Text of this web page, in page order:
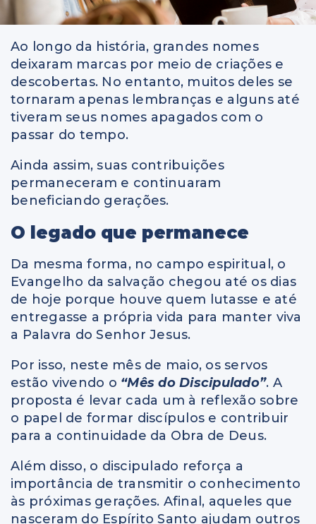
Ao longo da história, grandes nomes
deixaram marcas por meio de criações e
descobertas. No entanto, muitos deles se
tornaram apenas lembranças e alguns até
tiveram seus nomes apagados com o
passar do tempo.
Ainda assim, suas contribuições
permaneceram e continuaram
beneficiando gerações.
O legado que permanece
Da mesma forma, no campo espiritual, o
Evangelho da salvação chegou até os dias
de hoje porque houve quem lutasse e até
entregasse a própria vida para manter viva
a Palavra do Senhor Jesus.
Por isso, neste mês de maio, os servos
estão vivendo o “Mês do Discipulado”. A
proposta é levar cada um à reflexão sobre
o papel de formar discípulos e contribuir
para a continuidade da Obra de Deus.
Além disso, o discipulado reforça a
importância de transmitir o conhecimento
às próximas gerações. Afinal, aqueles que
nasceram do Espírito Santo ajudam outros